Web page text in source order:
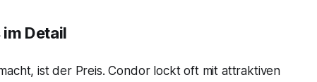
Detail
ist der Preis. Condor lockt oft mit attraktiven